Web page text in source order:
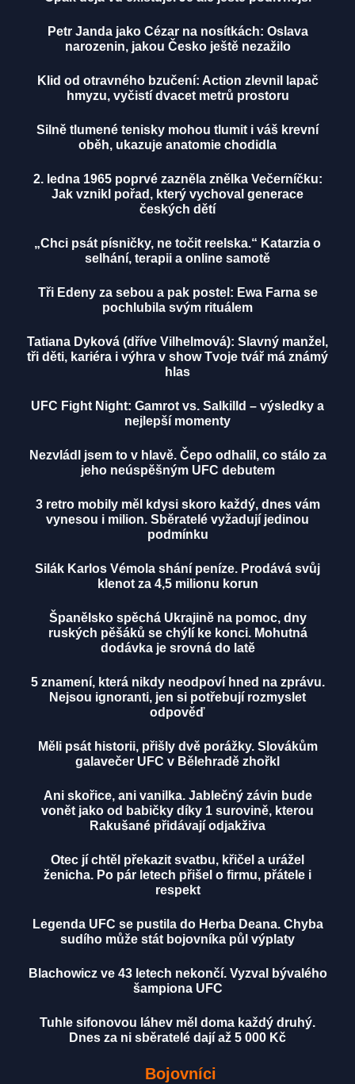
Petr Janda jako Cézar na nosítkách: Oslava
narozenin, jakou Česko ještě nezažilo
Klid od otravného bzučení: Action zlevnil lapač
hmyzu, vyčistí dvacet metrů prostoru
Silně tlumené tenisky mohou tlumit i váš krevní
oběh, ukazuje anatomie chodidla
2. ledna 1965 poprvé zazněla znělka Večerníčku:
Jak vznikl pořad, který vychoval generace
českých dětí
„Chci psát písničky, ne točit reelska.“ Katarzia o
selhání, terapii a online samotě
Tři Edeny za sebou a pak postel: Ewa Farna se
pochlubila svým rituálem
Tatiana Dyková (dříve Vilhelmová): Slavný manžel,
tři děti, kariéra i výhra v show Tvoje tvář má známý
hlas
UFC Fight Night: Gamrot vs. Salkilld – výsledky a
nejlepší momenty
Nezvládl jsem to v hlavě. Čepo odhalil, co stálo za
jeho neúspěšným UFC debutem
3 retro mobily měl kdysi skoro každý, dnes vám
vynesou i milion. Sběratelé vyžadují jedinou
podmínku
Silák Karlos Vémola shání peníze. Prodává svůj
klenot za 4,5 milionu korun
Španělsko spěchá Ukrajině na pomoc, dny
ruských pěšáků se chýlí ke konci. Mohutná
dodávka je srovná do latě
5 znamení, která nikdy neodpoví hned na zprávu.
Nejsou ignoranti, jen si potřebují rozmyslet
odpověď
Měli psát historii, přišly dvě porážky. Slovákům
galavečer UFC v Bělehradě zhořkl
Ani skořice, ani vanilka. Jablečný závin bude
vonět jako od babičky díky 1 surovině, kterou
Rakušané přidávají odjakživa
Otec jí chtěl překazit svatbu, křičel a urážel
ženicha. Po pár letech přišel o firmu, přátele i
respekt
Legenda UFC se pustila do Herba Deana. Chyba
sudího může stát bojovníka půl výplaty
Blachowicz ve 43 letech nekončí. Vyzval bývalého
šampiona UFC
Tuhle sifonovou láhev měl doma každý druhý.
Dnes za ni sběratelé dají až 5 000 Kč
Bojovníci